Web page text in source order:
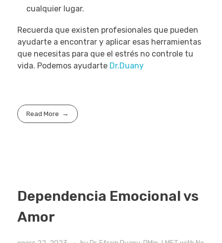
cualquier lugar.
Recuerda que existen profesionales que pueden
ayudarte a encontrar y aplicar esas herramientas
que necesitas para que el estrés no controle tu
vida. Podemos ayudarte Dr.Duany
Read More
Dependencia Emocional vs
Amor